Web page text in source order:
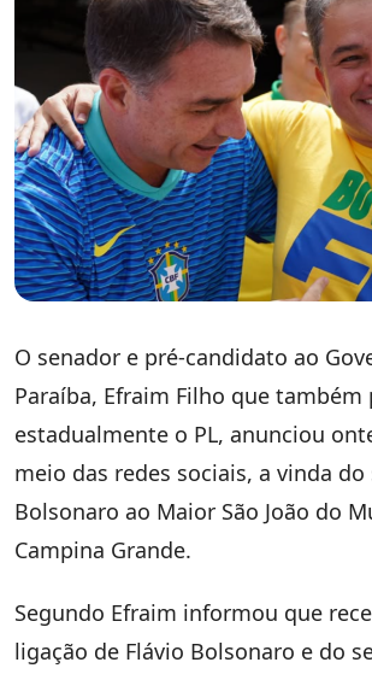
O senador e pré-candidato ao
Paraíba, Efraim Filho que também
estadualmente o PL, anunciou
meio das redes sociais, a vinda do
Bolsonaro ao Maior São João do
Campina Grande.
Segundo Efraim informou que
ligação de Flávio Bolsonaro e do